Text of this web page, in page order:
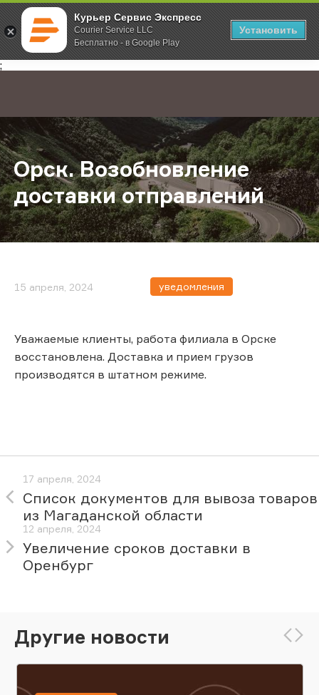
Курьер Сервис Экспресс
Courier Service LLC
Бесплатно - в Google Play
Установить
;
Главная О компании Новости Орск. Возобновление доставки
Орск. Возобновление
доставки отправлений
15 апреля, 2024 уведомления
Уважаемые клиенты, работа филиала в Орске
восстановлена. Доставка и прием грузов
производятся в штатном режиме.
17 апреля, 2024
Список документов для вывоза товаров
из Магаданской области
12 апреля, 2024
Увеличение сроков доставки в
Оренбург
Другие новости